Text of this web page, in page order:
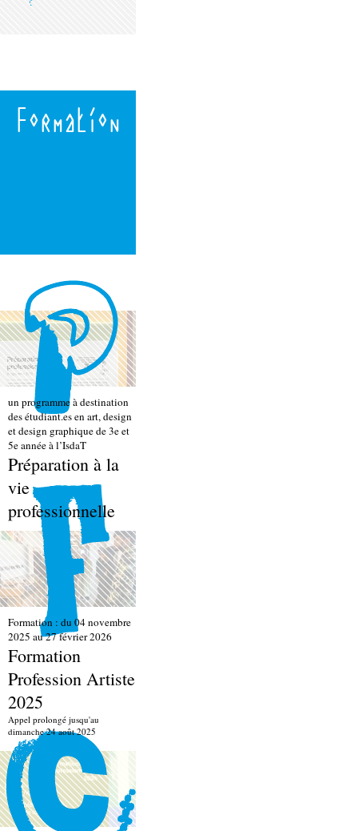
Formation
un programme à destination
des étudiant.es en art, design
et design graphique de 3e et
5e année à l’IsdaT
Préparation à la
vie
professionnelle
Formation : du 04 novembre
2025 au 27 février 2026
Formation
Profession Artiste
2025
Appel prolongé jusqu'au
dimanche 24 août 2025